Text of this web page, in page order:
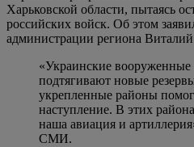
Харьковской области, пытаясь
российских войск. Об этом
администрации региона
«Украинские
подтягивают новые
укрепленные районы
наступление. В этих
наша авиация и
СМИ.